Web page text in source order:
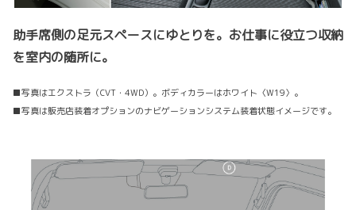
助手席側の足元スペースにゆとりを。お仕事に役立つ収納
を室内の随所に。
■写真はエクストラ（CVT・4WD）。ボディカラーはホワイト〈W19〉。
■写真は販売店装着オプションのナビゲーションシステム装着状態イメージです。